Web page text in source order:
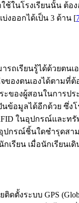
โรงเรียนนั้น ต้องอ
งออกได้เป็น 3 ด้าน [
ารถเรียนรู้ได้ด้วยตน
ของตนเองได้ตามที่
ของผู้สอนในการปร
ข้อมูลได้อีกด้วย ซึ่งโ
ในอุปกรณ์และท
ปกรณ์ชิ้นใดชำรุดสา
กเรียน เมื่อนักเรียน
ตั้งระบบ GPS